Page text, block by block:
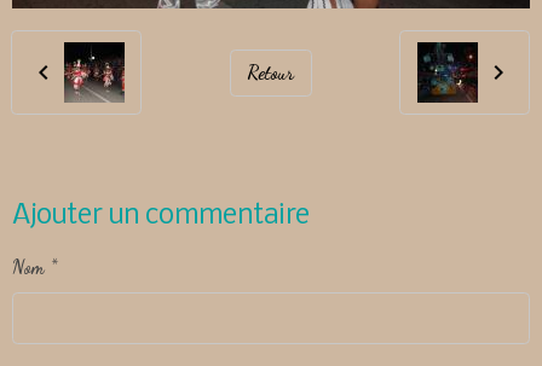
Retour
Ajouter un commentaire
Nom